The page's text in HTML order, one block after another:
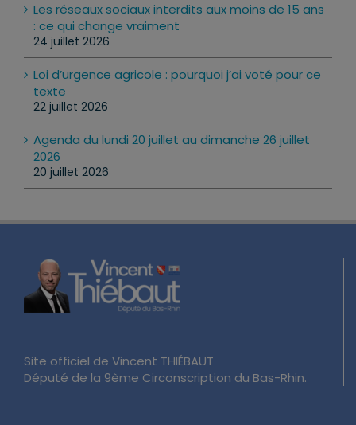
Les réseaux sociaux interdits aux moins de 15 ans
: ce qui change vraiment
24 juillet 2026
Loi d’urgence agricole : pourquoi j’ai voté pour ce
texte
22 juillet 2026
Agenda du lundi 20 juillet au dimanche 26 juillet
2026
20 juillet 2026
Site officiel de Vincent THIÉBAUT
Député de la 9ème Circonscription du Bas-Rhin.